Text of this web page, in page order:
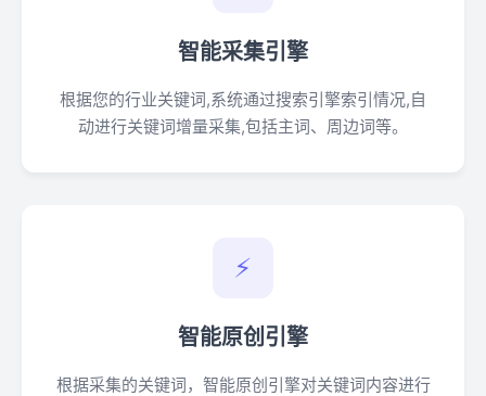
智能采集引擎
根据您的行业关键词,系统通过搜索引擎索引情况,自
动进行关键词增量采集,包括主词、周边词等。
⚡
智能原创引擎
根据采集的关键词，智能原创引擎对关键词内容进行